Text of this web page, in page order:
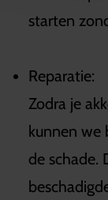
starten
Reparatie:
Zodra je
kunnen we
de schade.